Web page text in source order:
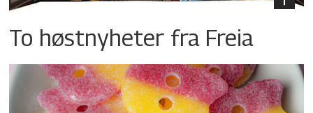
To høstnyheter fra Freia